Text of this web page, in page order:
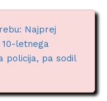
Najprej
letnega
policija, pa sodil